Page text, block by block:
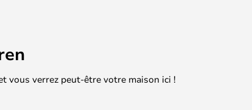
vous verrez peut-être votre maison ici !